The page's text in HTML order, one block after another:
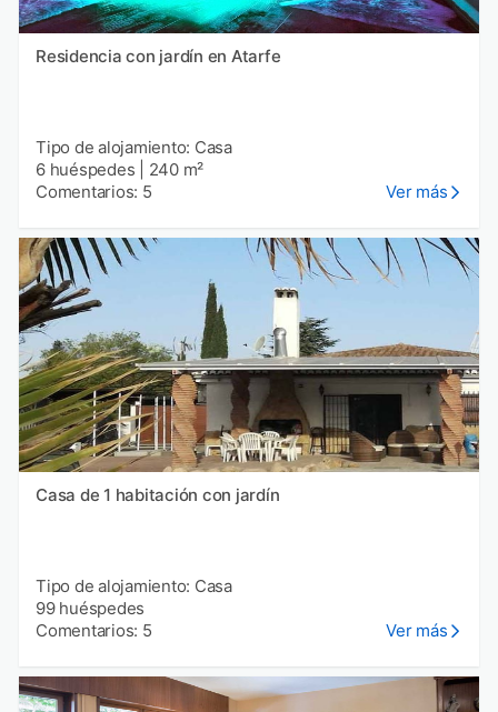
Residencia con jardín en Atarfe
Tipo de alojamiento: Casa
6 huéspedes
240 m²
Comentarios: 5
Ver más
Casa de 1 habitación con jardín
Tipo de alojamiento: Casa
99 huéspedes
Comentarios: 5
Ver más